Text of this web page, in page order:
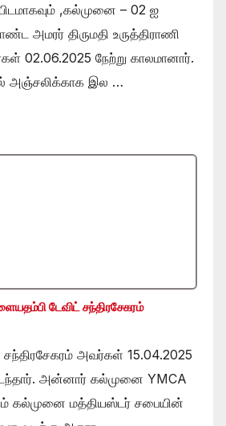
,கல்முனை – 02 ஐ
அமரர் திருமதி உருத்திராணி
02.06.2025 நேற்று காலமானார்.
அஞ்சலிக்காக இல …
டேவிட் சந்திரசேகரம்
அவர்கள் 15.04.2025
அன்னார் கல்முனை YMCA
கல்முனை மத்தியஸ்டர் சபையின்